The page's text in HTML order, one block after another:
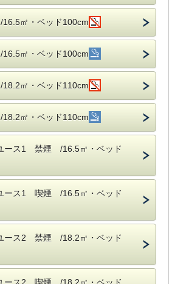
㎡・ベッド100cm
㎡・ベッド100cm
㎡・ベッド110cm
㎡・ベッド110cm
ース1 禁煙 /16.5㎡・ベッド
ース1 喫煙 /16.5㎡・ベッド
ース2 禁煙 /18.2㎡・ベッド